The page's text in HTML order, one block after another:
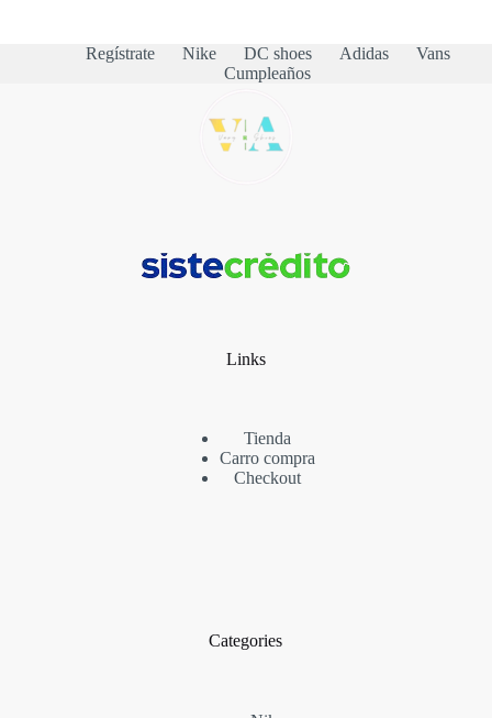
Regístrate Nike DC shoes Adidas
Vans
Cumpleaños
Links
Tienda
Carro compra
Checkout
Categories